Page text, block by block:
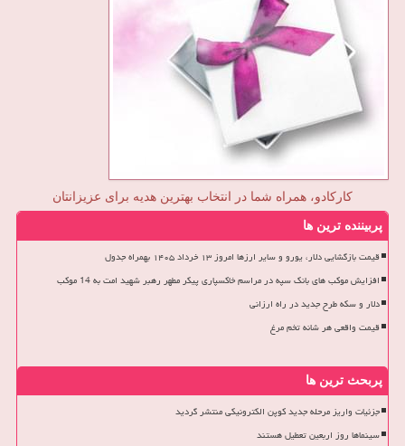
کارکادو، همراه شما در انتخاب بهترین هدیه برای عزیزانتان
پربیننده ترین ها
قیمت بازگشایی دلار، یورو و سایر ارزها امروز ۱۳ خرداد ۱۴۰۵ بهمراه جدول
افزایش موکب های بانک سپه در مراسم خاکسپاری پیکر مطهر رهبر شهید امت به 14 موکب
دلار و سکه طرح جدید در راه ارزانی
قیمت واقعی هر شانه تخم مرغ
پربحث ترین ها
جزئیات واریز مرحله جدید کوپن الکترونیکی منتشر گردید
سینماها روز اربعین تعطیل هستند